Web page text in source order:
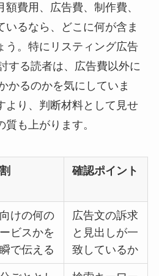
額費用、広告費、制作費、
いるなら、どこに何が含ま
う。特にリスティング広告
する読者は、広告費以外に
かるのかを気にしていま
より、判断材料として見せ
も上がります。
確認ポイント
けの何の
ビスかを
で伝える
広告文の訴求
と見出しが一
致しているか